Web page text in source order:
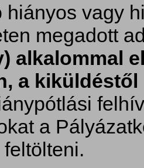
hiányos vagy
megadott
alkalommal
a
a